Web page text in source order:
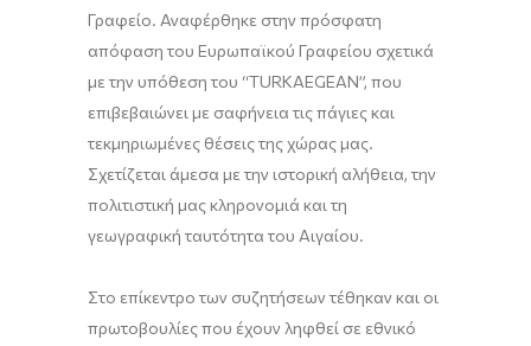
Γραφείο. Αναφέρθηκε στην πρόσφατη
απόφαση του Ευρωπαϊκού Γραφείου σχετικά
με την υπόθεση του “TURKAEGEAN”, που
επιβεβαιώνει με σαφήνεια τις πάγιες και
τεκμηριωμένες θέσεις της χώρας μας.
Σχετίζεται άμεσα με την ιστορική αλήθεια, την
πολιτιστική μας κληρονομιά και τη
γεωγραφική ταυτότητα του Αιγαίου.
Στο επίκεντρο των συζητήσεων τέθηκαν και οι
πρωτοβουλίες που έχουν ληφθεί σε εθνικό